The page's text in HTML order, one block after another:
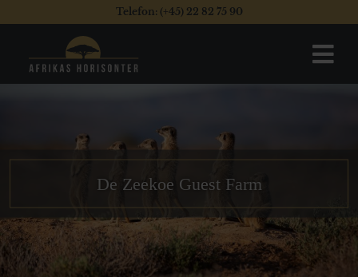
Telefon: (+45) 22 82 75 90
De Zeekoe Guest Farm